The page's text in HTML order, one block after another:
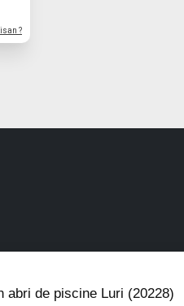
?
abri de piscine Luri (20228)